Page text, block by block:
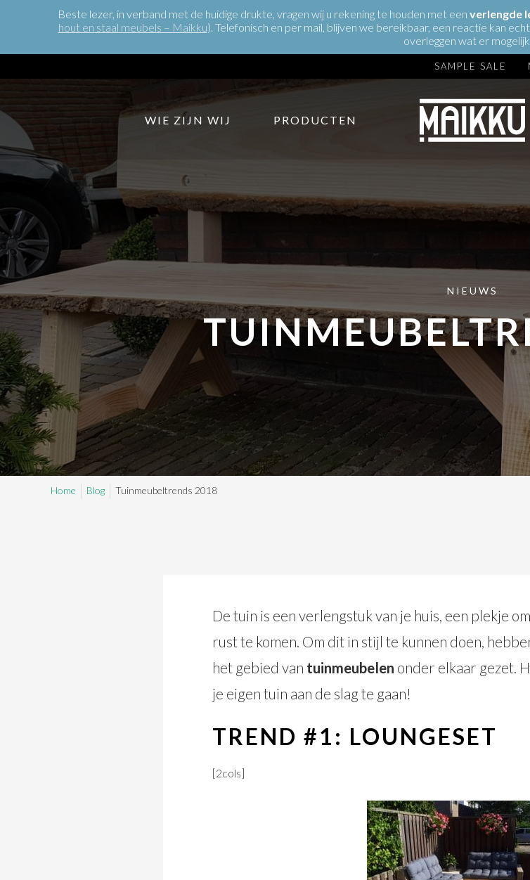
Beste lezer, in verband met de huidige drukte, vragen wij u rekening te houden met een verlengde
hout en staal meubels – Maikku). Telefonisch en per mail, blijven we bereikbaar, een reactie kan
overleggen wat er mogelijk
WIE ZIJN WIJ PRODUCTEN
SAMPLE SALE
NIEUWS
Home Blog Tuinmeubeltrends 2018
De tuin is een verlengstuk van je huis, een plekje
rust te komen. Om dit in stijl te kunnen doen,
het gebied van tuinmeubelen onder elkaar gezet.
je eigen tuin aan de slag te gaan!
TREND #1: LOUNGESET
[2cols]